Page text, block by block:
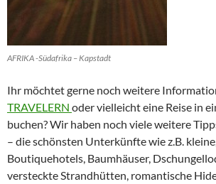
AFRIKA -Südafrika – Kapstadt
Ihr möchtet gerne noch weitere
TRAVELERN oder vielleicht eine Reise in
buchen? Wir haben noch viele weitere
– die schönsten Unterkünfte wie z.B.
Boutiquehotels, Baumhäuser,
versteckte Strandhütten, romantische